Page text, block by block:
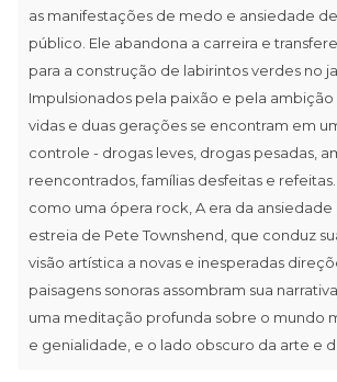
as manifestações de medo e ansiedade
público. Ele abandona a carreira e
para a construção de labirintos verdes no
Impulsionados pela paixão e pela ambição
vidas e duas gerações se encontram em
controle - drogas leves, drogas pesadas,
reencontrados, famílias desfeitas e
como uma ópera rock, A era da
estreia de Pete Townshend, que conduz
visão artística a novas e inesperadas
paisagens sonoras assombram sua
uma meditação profunda sobre o mundo
e genialidade, e o lado obscuro da arte e